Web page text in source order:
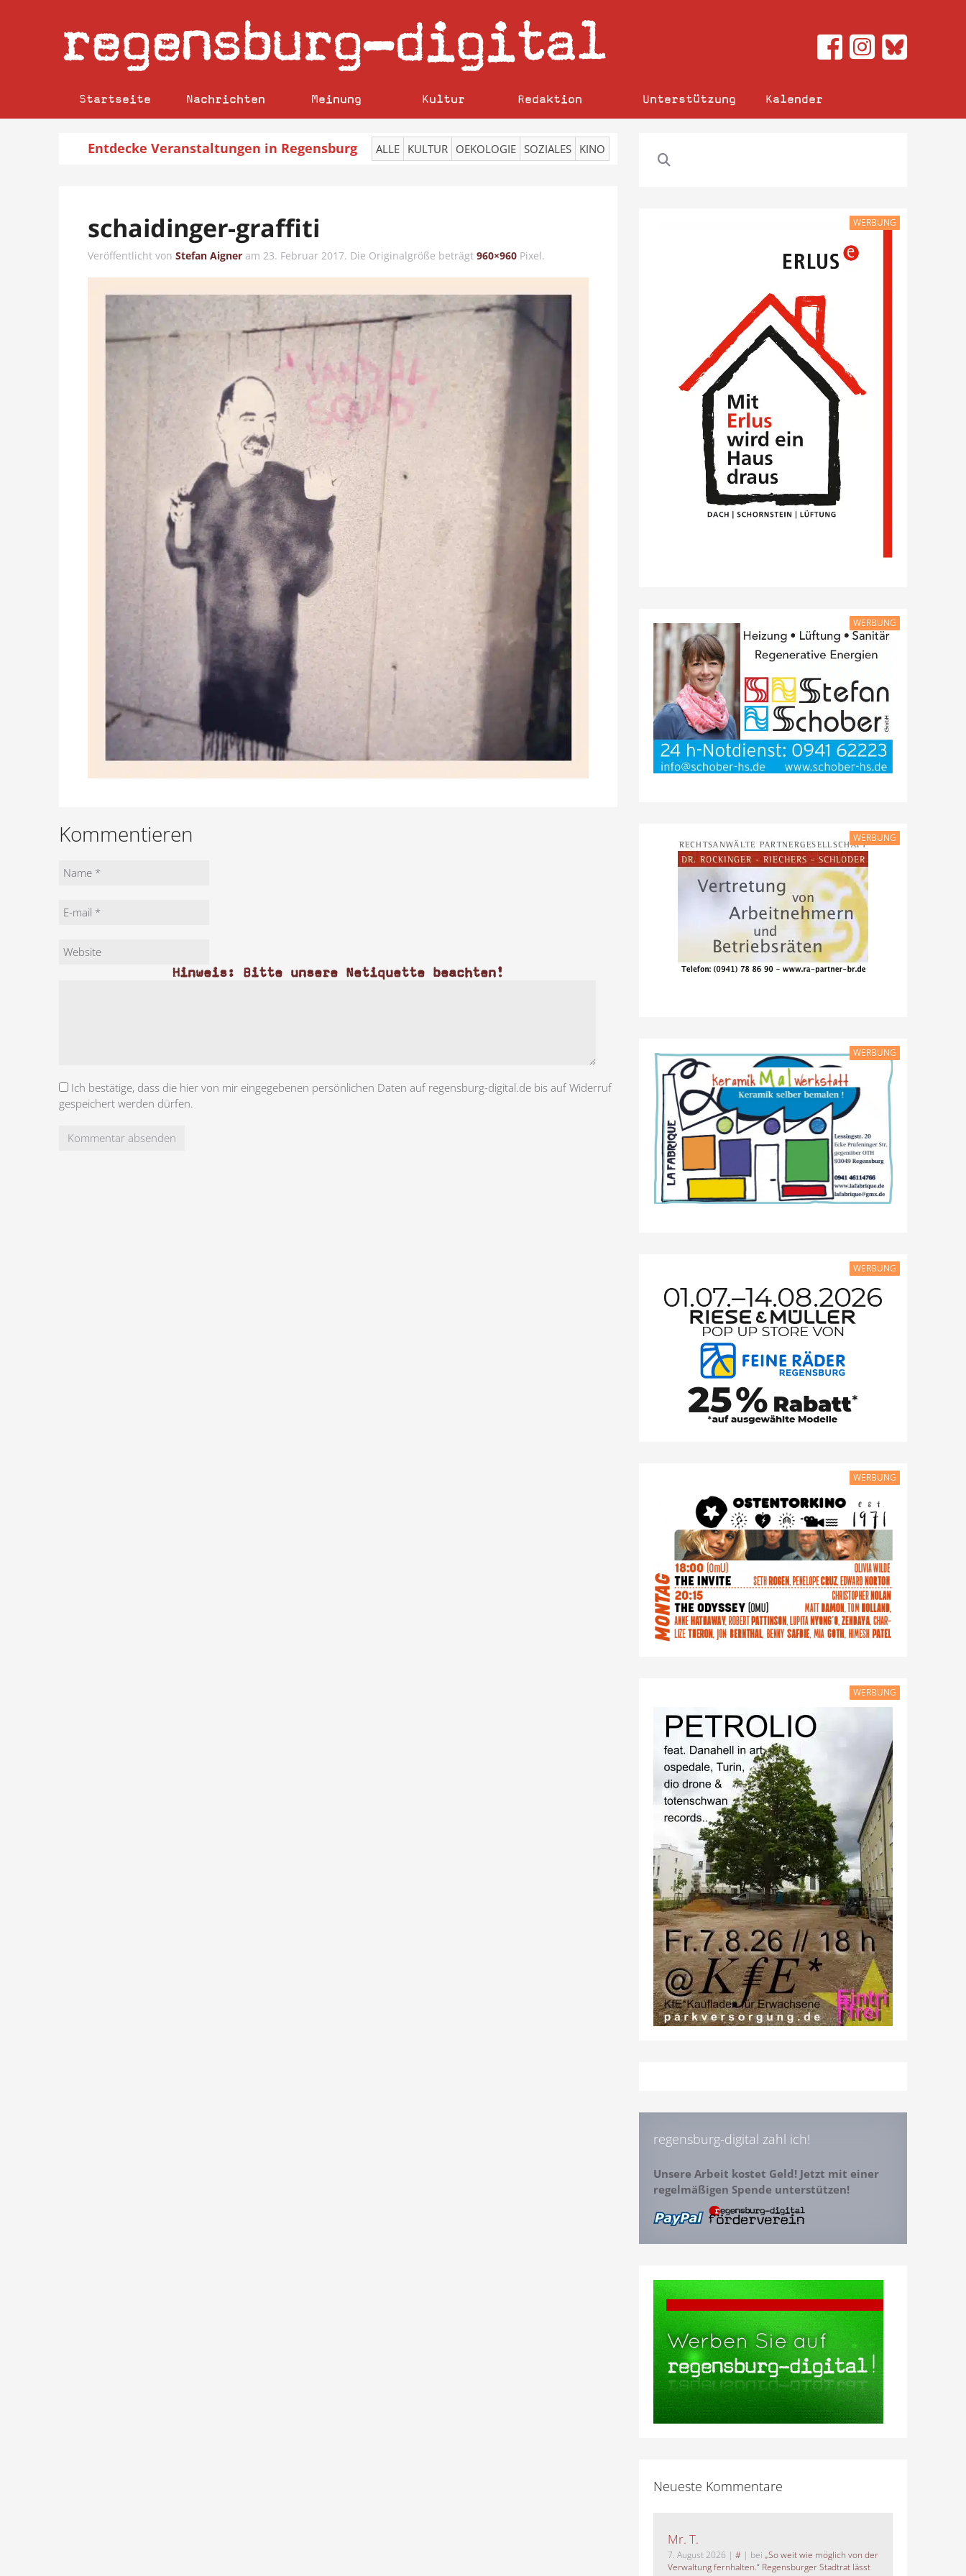
regensburg–digital
Startseite Nachrichten Meinung Kultur Redaktion Unterstützung Kalender
Entdecke Veranstaltungen in Regensburg ALLE KULTUR OEKOLOGIE SOZIALES KINO
schaidinger-graffiti
Veröffentlicht von Stefan Aigner am 23. Februar 2017. Die Originalgröße beträgt 960×960 Pixel.
Kommentieren
Hinweis: Bitte unsere Netiquette beachten!
Ich bestätige, dass die hier von mir eingegebenen persönlichen Daten auf regensburg-digital.de bis auf Widerruf
gespeichert werden dürfen.
Kommentar absenden
WERBUNG
WERBUNG
WERBUNG
WERBUNG
WERBUNG
WERBUNG
WERBUNG
regensburg-digital zahl ich!
Unsere Arbeit kostet Geld! Jetzt mit einer
regelmäßigen Spende unterstützen!
Neueste Kommentare
Mr. T.
7. August 2026 | #| bei „So weit wie möglich von der
Verwaltung fernhalten.“ Regensburger Stadtrat lässt